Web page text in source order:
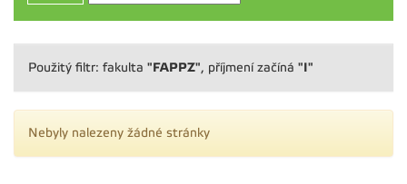
Použitý filtr: fakulta "FAPPZ", příjmení začíná "I"
Nebyly nalezeny žádné stránky